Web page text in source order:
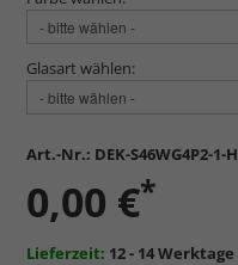
Glasart wählen:
Art.-Nr.: DEK-S46WG4P2-1-H
0,00 €*
Lieferzeit: 12 - 14 Werktage